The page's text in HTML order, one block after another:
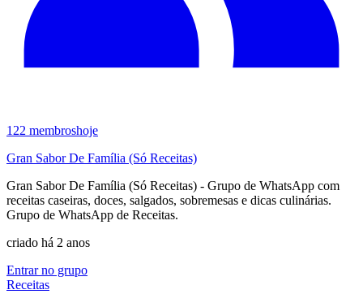
122 membroshoje
Gran Sabor De Família (Só Receitas)
Gran Sabor De Família (Só Receitas) - Grupo de WhatsApp com
receitas caseiras, doces, salgados, sobremesas e dicas culinárias.
Grupo de WhatsApp de Receitas.
criado há 2 anos
Entrar no grupo
Receitas